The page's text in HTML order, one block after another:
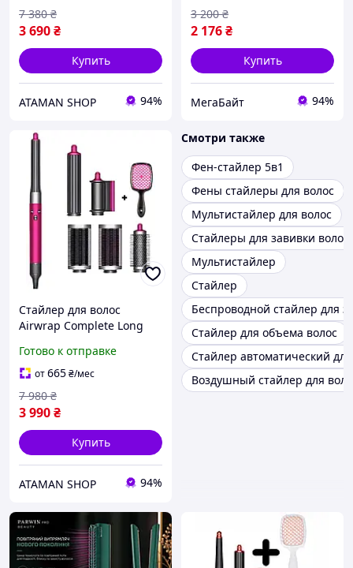
3 690₴
7 380 ₴
Купить
ATAMAN SHOP 94%
2 176₴
3 200 ₴
Купить
МегаБайт 94%
Стайлер для волос
Airwrap Complete Long
фуксия, стайлер для
домашнего
использования
Готово к отправке
от665₴/мес
3 990₴
7 980 ₴
Купить
ATAMAN SHOP 94%
Смотри также
Фен-стайлер 5в1
Фены стайлеры для волос
Мультистайлер для волос
Стайлеры для завивки волос
Мультистайлер
Стайлер
Беспроводной стайлер для
Стайлер для объема волос
Стайлер автоматический
Воздушный стайлер для